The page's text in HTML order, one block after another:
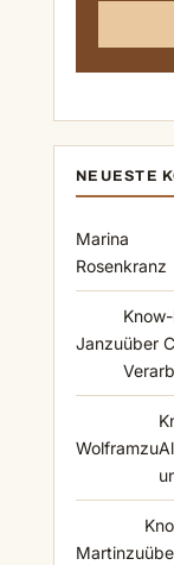
NEUESTE
Marina
Rosenkranz
Janzuüber
Wolframzu
Martinzu